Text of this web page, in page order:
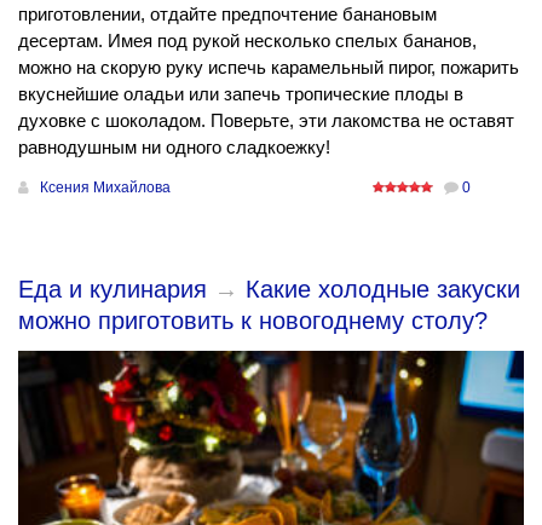
приготовлении, отдайте предпочтение банановым
десертам. Имея под рукой несколько спелых бананов,
можно на скорую руку испечь карамельный пирог, пожарить
вкуснейшие оладьи или запечь тропические плоды в
духовке с шоколадом. Поверьте, эти лакомства не оставят
равнодушным ни одного сладкоежку!
Ксения Михайлова 0
Еда и кулинария → Какие холодные закуски
можно приготовить к новогоднему столу?